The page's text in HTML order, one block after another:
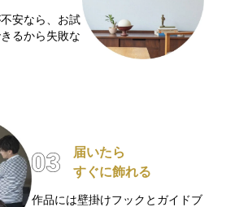
安なら、お試
るから失敗な
届いたら
すぐに飾れる
作品には壁掛けフックとガイドブ